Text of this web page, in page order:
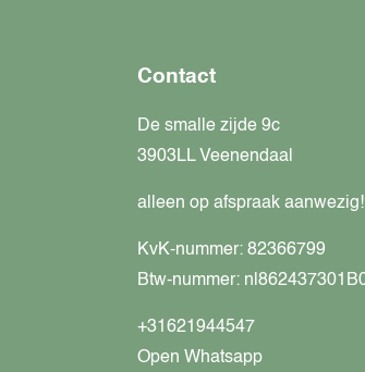
Contact
De smalle zijde 9c
3903LL Veenendaal
alleen op afspraak aanwezig!
KvK-nummer: 82366799
Btw-nummer:
+31621944547
Open Whatsapp